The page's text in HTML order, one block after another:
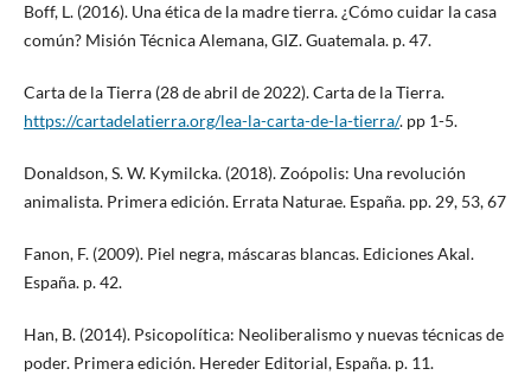
Boff, L. (2016). Una ética de la madre tierra. ¿Cómo cuidar la casa
común? Misión Técnica Alemana, GIZ. Guatemala. p. 47.
Carta de la Tierra (28 de abril de 2022). Carta de la Tierra.
https://cartadelatierra.org/lea-la-carta-de-la-tierra/. pp 1-5.
Donaldson, S. W. Kymilcka. (2018). Zoópolis: Una revolución
animalista. Primera edición. Errata Naturae. España. pp. 29, 53, 67
Fanon, F. (2009). Piel negra, máscaras blancas. Ediciones Akal.
España. p. 42.
Han, B. (2014). Psicopolítica: Neoliberalismo y nuevas técnicas de
poder. Primera edición. Hereder Editorial, España. p. 11.